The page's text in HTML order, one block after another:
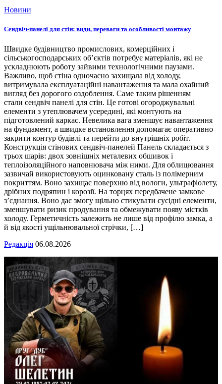
Новини
Сендвіч-панелі для стін: види, переваги та особливості монтажу
Швидке будівництво промислових, комерційних і
сільськогосподарських об’єктів потребує матеріалів, які не
ускладнюють роботу зайвими технологічними паузами.
Важливо, щоб стіна одночасно захищала від холоду,
витримувала експлуатаційні навантаження та мала охайний
вигляд без дорогого оздоблення. Саме таким рішенням
стали сендвіч панелі для стін. Це готові огороджувальні
елементи з утеплювачем усередині, які монтують на
підготовлений каркас. Невелика вага зменшує навантаження
на фундамент, а швидке встановлення допомагає оперативно
закрити контур будівлі та перейти до внутрішніх робіт.
Конструкція стінових сендвіч-панелей Панель складається з
трьох шарів: двох зовнішніх металевих обшивок і
теплоізоляційного наповнювача між ними. Для облицювання
зазвичай використовують оцинковану сталь із полімерним
покриттям. Воно захищає поверхню від вологи, ультрафіолету,
дрібних подряпин і корозії. На торцях передбачене замкове
з’єднання. Воно дає змогу щільно стикувати сусідні елементи,
зменшувати ризик продування та обмежувати появу містків
холоду. Герметичність залежить не лише від профілю замка, а
й від якості ущільнювальної стрічки, […]
Редакція 06.08.2026